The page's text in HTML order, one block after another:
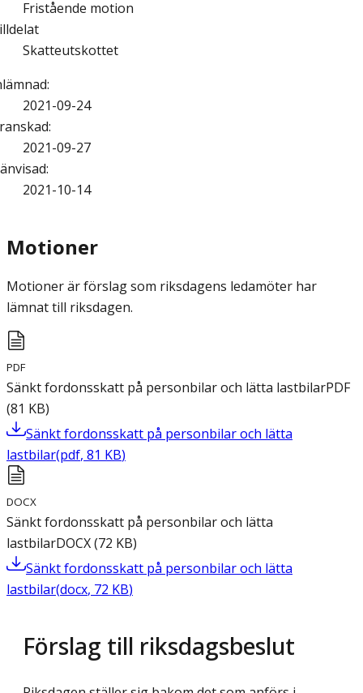
Fristående motion
Skatteutskottet
:
2021-09-24
:
2021-09-27
:
2021-10-14
Motioner
Motioner är förslag som riksdagens ledamöter har
lämnat till riksdagen.
PDF
Sänkt fordonsskatt på personbilar och lätta lastbilarPDF
(81 KB)
Sänkt fordonsskatt på personbilar och lätta
lastbilar(pdf, 81 KB)
DOCX
Sänkt fordonsskatt på personbilar och lätta
lastbilarDOCX(72 KB)
Sänkt fordonsskatt på personbilar och lätta
lastbilar(docx, 72 KB)
Förslag till riksdagsbeslut